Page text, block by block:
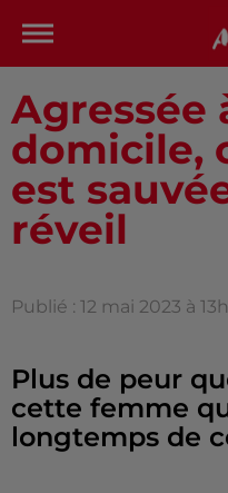
Agressée
domicile,
est
réveil
Publié : 12 mai 2023 à
Plus de peur
cette femme
longtemps de